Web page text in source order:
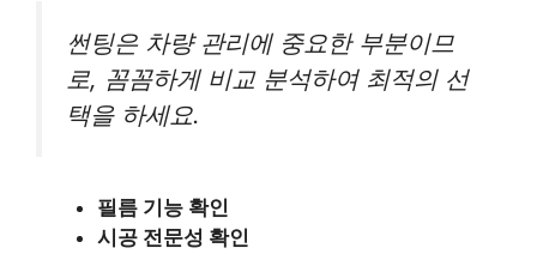
썬팅은 차량 관리에 중요한 부분이므
로, 꼼꼼하게 비교 분석하여 최적의 선
택을 하세요.
필름 기능 확인
시공 전문성 확인